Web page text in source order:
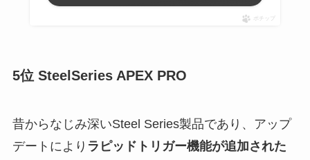
ポチップ
5位 SteelSeries APEX PRO
昔からなじみ深いSteel Series製品であり、アップ
デートにより ラピッドトリガー機能が追加された